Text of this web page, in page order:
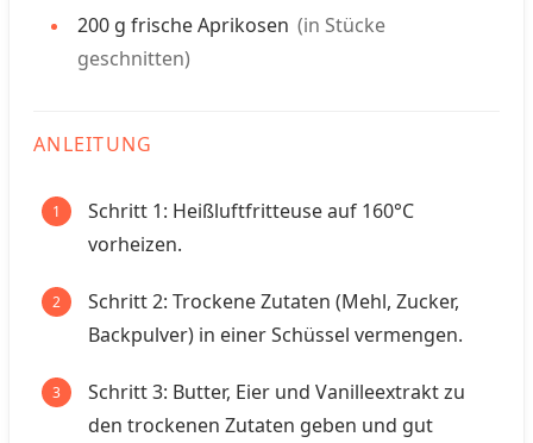
200 g frische Aprikosen (in Stücke
geschnitten)
ANLEITUNG
Schritt 1: Heißluftfritteuse auf 160°C
vorheizen.
Schritt 2: Trockene Zutaten (Mehl, Zucker,
Backpulver) in einer Schüssel vermengen.
Schritt 3: Butter, Eier und Vanilleextrakt zu
den trockenen Zutaten geben und gut